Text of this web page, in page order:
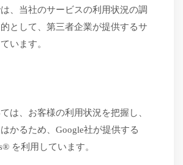
、当社のサービスの利用状況の調
として、第三者企業が提供するサ
います。
は、お客様の利用状況を把握し、
かるため、 Google社が提供する
を利用しています。